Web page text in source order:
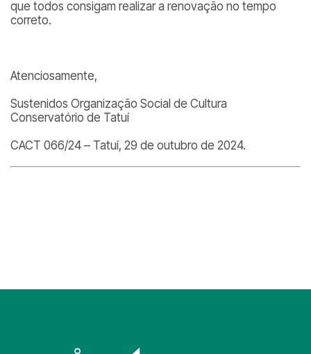
que todos consigam realizar a renovação no tempo
correto.
Atenciosamente,
Sustenidos Organização Social de Cultura
Conservatório de Tatuí
CACT 066/24 – Tatuí, 29 de outubro de 2024.